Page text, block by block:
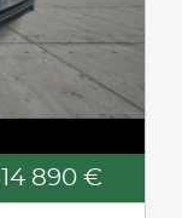
14 890 €